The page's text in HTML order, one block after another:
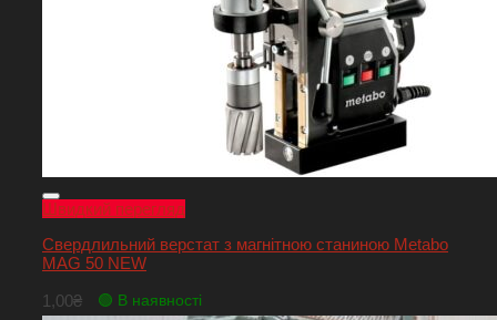
Швидкий перегляд
Свердлильний верстат з магнітною станиною Metabo
MAG 50 NEW
1,00₴ 🟢 В наявності